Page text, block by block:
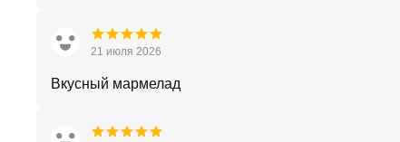
21 июля 2026
Вкусный мармелад